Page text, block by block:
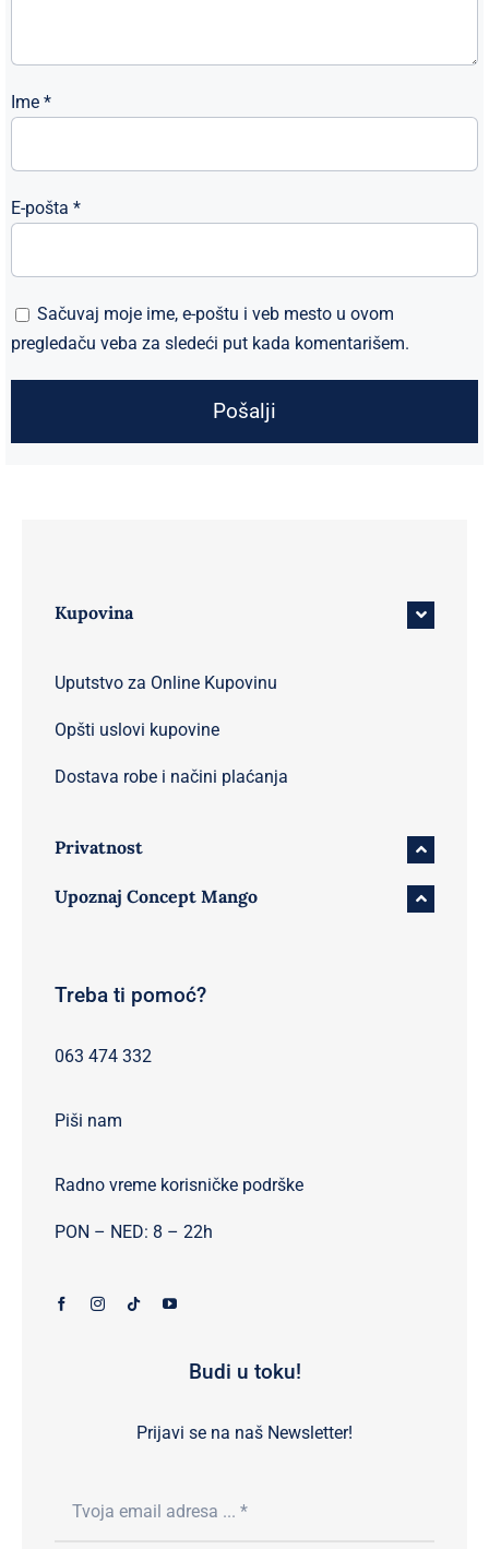
Ime *
E-pošta *
Sačuvaj moje ime, e-poštu i veb mesto u ovom
pregledaču veba za sledeći put kada komentarišem.
Budi u toku!
Prijavi se na naš Newsletter!
Kupovina
Uputstvo za Online Kupovinu
Opšti uslovi kupovine
Dostava robe i načini plaćanja
Privatnost
Upoznaj Concept Mango
Treba ti pomoć?
063 474 332
Piši nam
Radno vreme korisničke podrške
PON – NED: 8 – 22h